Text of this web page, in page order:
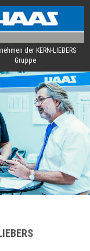
der KERN-LIEBERS
Gruppe